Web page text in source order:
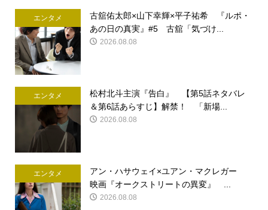
エンタメ
古舘佑太郎×山下幸輝×平子祐希 『ルポ・
あの日の真実』#5 古舘「気づけ...
2026.08.08
エンタメ
松村北斗主演『告白』 【第5話ネタバレ
＆第6話あらすじ】解禁！ 「新場...
2026.08.08
エンタメ
アン・ハサウェイ×ユアン・マクレガー
映画『オークストリートの異変』 ...
2026.08.08